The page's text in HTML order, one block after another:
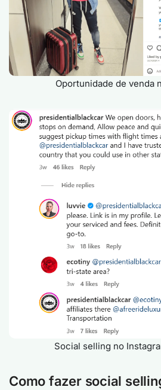
Oportunidade de venda
Social selling no
Como fazer social